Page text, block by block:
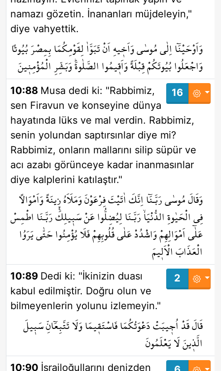
namazı gözetin. İnananları müjdeleyin,"
diye vahyettik.
وَاَوْحَيْنَٓا اِلٰى مُوسٰى وَاَخ۪يهِ اَنْ تَبَوَّاٰ لِقَوْمِكُمَا بِمِصْرَ بُيُوتاً
وَاجْعَلُوا بُيُوتَكُمْ قِبْلَةً وَاَق۪يمُوا الصَّلٰوةَۜ وَبَشِّرِ الْمُؤْمِن۪ينَ
16
10:88 Musa dedi ki: "Rabbimiz,
sen Firavun ve konseyine dünya
hayatında lüks ve mal verdin. Rabbimiz,
senin yolundan saptırsınlar diye mi?
Rabbimiz, onların mallarını silip süpür ve
acı azabı görünceye kadar inanmasınlar
diye kalplerini katılaştır."
وَقَالَ مُوسٰى رَبَّـنَٓا اِنَّكَ اٰتَيْتَ فِرْعَوْنَ وَمَلَاَهُ ز۪ينَةً وَاَمْوَالاً
فِي الْحَيٰوةِ الدُّنْيَاۙ رَبَّـنَا لِيُضِلُّوا عَنْ سَب۪يلِكَۚ رَبَّـنَا اطْمِسْ
عَلٰٓى اَمْوَالِهِمْ وَاشْدُدْ عَلٰى قُلُوبِهِمْ فَلَا يُؤْمِنُوا حَتّٰى يَرَوُا
الْعَذَابَ الْاَل۪يمَ
2
10:89 Dedi ki: "İkinizin duası
kabul edilmiştir. Doğru olun ve
bilmeyenlerin yolunu izlemeyin."
قَالَ قَدْ اُج۪يبَتْ دَعْوَتُكُمَا فَاسْتَق۪يمَا وَلَا تَتَّبِعَٓانِّ سَب۪يلَ
الَّذ۪ينَ لَا يَعْلَمُونَ
10:90 İsrailoğullarını denizden